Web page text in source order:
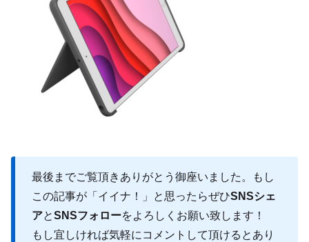
最後までご覧頂きありがとう御座いました。もし
この記事が「イイナ！」と思ったらぜひSNSシェ
アとSNSフォローをよろしくお願い致します！
もし宜しければ気軽にコメントして頂けるとあり